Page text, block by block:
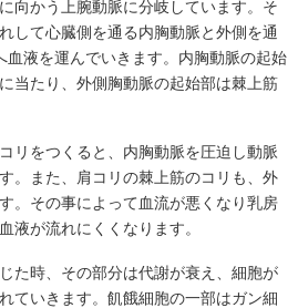
向かう上腕動脈に分岐しています。そ
して心臓側を通る内胸動脈と外側を通
血液を運んでいきます。内胸動脈の起始
当たり、外側胸動脈の起始部は棘上筋
リをつくると、内胸動脈を圧迫し動脈
。また、肩コリの棘上筋のコリも、外
。その事によって血流が悪くなり乳房
液が流れにくくなります。
た時、その部分は代謝が衰え、細胞が
ていきます。飢餓細胞の一部はガン細